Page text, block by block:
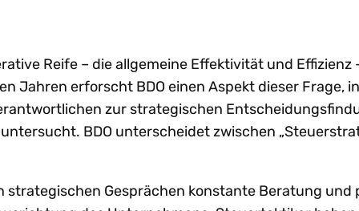
Reife – die allgemeine Effektivität und Effizienz
Jahren erforscht BDO einen Aspekt dieser Frage,
zur strategischen
BDO unterscheidet zwischen
strategischen Gesprächen konstante Beratung und